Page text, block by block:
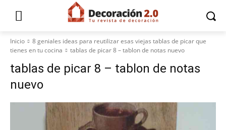
Inicio
8 geniales ideas para reutilizar esas viejas tablas de picar que
tienes en tu cocina
tablas de picar 8 – tablon de notas nuevo
tablas de picar 8 – tablon de notas
nuevo